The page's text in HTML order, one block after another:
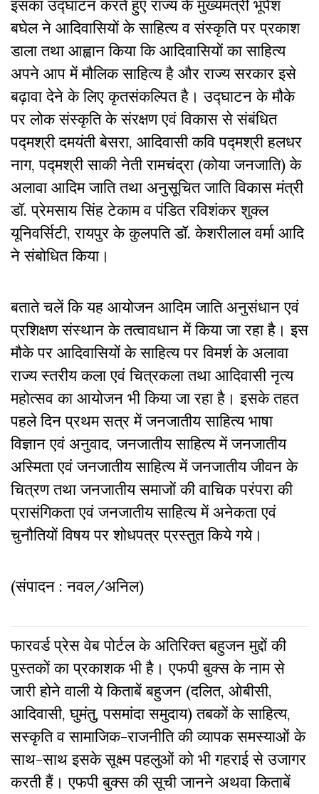
इसका उद्घाटन करते हुए राज्य के मुख्यमंत्री भूपेश
बघेल ने आदिवासियों के साहित्य व संस्कृति पर प्रकाश
डाला तथा आह्वान किया कि आदिवासियों का साहित्य
अपने आप में मौलिक साहित्य है और राज्य सरकार इसे
बढ़ावा देने के लिए कृतसंकल्पित है। उद्घाटन के मौके
पर लोक संस्कृति के संरक्षण एवं विकास से संबंधित
पद्मश्री दमयंती बेसरा, आदिवासी कवि पद्मश्री हलधर
नाग, पद्मश्री साकी नेती रामचंद्रा (कोया जनजाति) के
अलावा आदिम जाति तथा अनुसूचित जाति विकास मंत्री
डॉ. प्रेमसाय सिंह टेकाम व पंडित रविशंकर शुक्ल
यूनिवर्सिटी, रायपुर के कुलपति डॉ. केशरीलाल वर्मा आदि
ने संबोधित किया।
बताते चलें कि यह आयोजन आदिम जाति अनुसंधान एवं
प्रशिक्षण संस्थान के तत्वावधान में किया जा रहा है। इस
मौके पर आदिवासियों के साहित्य पर विमर्श के अलावा
राज्य स्तरीय कला एवं चित्रकला तथा आदिवासी नृत्य
महोत्सव का आयोजन भी किया जा रहा है। इसके तहत
पहले दिन प्रथम सत्र में जनजातीय साहित्य भाषा
विज्ञान एवं अनुवाद, जनजातीय साहित्य में जनजातीय
अस्मिता एवं जनजातीय साहित्य में जनजातीय जीवन के
चित्रण तथा जनजातीय समाजों की वाचिक परंपरा की
प्रासंगिकता एवं जनजातीय साहित्य में अनेकता एवं
चुनौतियों विषय पर शोधपत्र प्रस्तुत किये गये।
(संपादन : नवल/अनिल)
फारवर्ड प्रेस वेब पोर्टल के अतिरिक्‍त बहुजन मुद्दों की
पुस्‍तकों का प्रकाशक भी है। एफपी बुक्‍स के नाम से
जारी होने वाली ये किताबें बहुजन (दलित, ओबीसी,
आदिवासी, घुमंतु, पसमांदा समुदाय) तबकों के साहित्‍य,
सस्‍क‍ृति व सामाजिक-राजनीति की व्‍यापक समस्‍याओं के
साथ-साथ इसके सूक्ष्म पहलुओं को भी गहराई से उजागर
करती हैं। एफपी बुक्‍स की सूची जानने अथवा किताबें